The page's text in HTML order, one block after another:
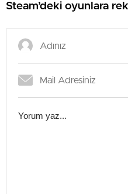
Steam’deki oyunlara